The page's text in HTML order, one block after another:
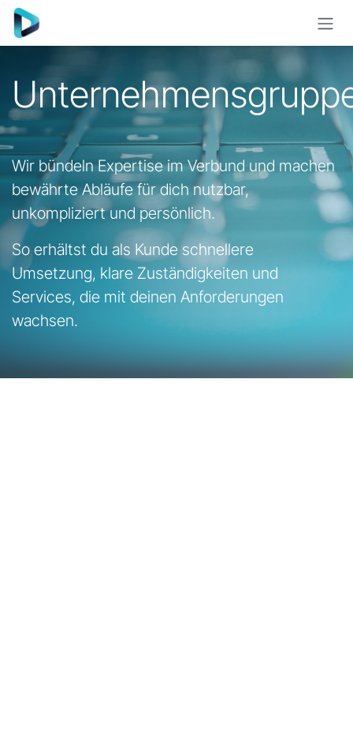
Zum Inhalt springen
Wir bündeln Expertise im Verbund und machen
bewährte Abläufe für dich nutzbar,
unkompliziert und persönlich.
So erhältst du als Kunde schnellere
Umsetzung, klare Zuständigkeiten und
Services, die mit deinen Anforderungen
wachsen.